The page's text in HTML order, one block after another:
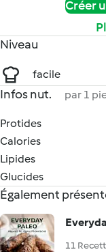
Créer
Niveau
facile
Infos nut. par 1
Protides
Calories
Lipides
Glucides
Également
11